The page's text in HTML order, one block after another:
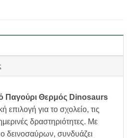
Παγούρι Θερμός Dinosaurs
επιλογή για το σχολείο, τις
δραστηριότητες. Με
δεινοσαύρων, συνδυάζει